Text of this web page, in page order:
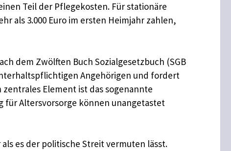
Teil der Pflegekosten. Für stationäre
als 3.000 Euro im ersten Heimjahr zahlen,
dem Zwölften Buch Sozialgesetzbuch (SGB
Angehörigen und fordert
Element ist das sogenannte
für Altersvorsorge können unangetastet
es der politische Streit vermuten lässt.